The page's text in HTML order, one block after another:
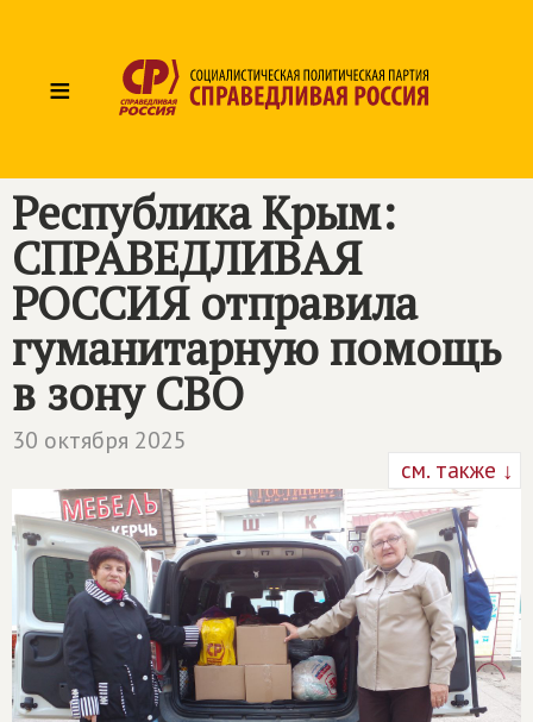
≡
Республика Крым:
СПРАВЕДЛИВАЯ
РОССИЯотправила
гуманитарную помощь
в зону СВО
30 октября 2025
см. также ↓